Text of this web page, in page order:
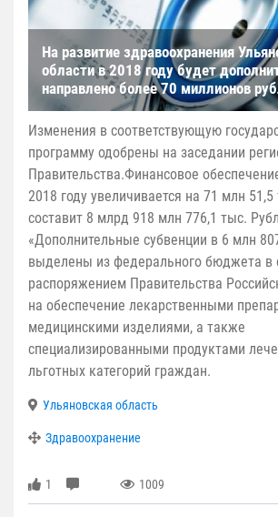
На развитие здравоохранения
области в 2018 году будет
направлено более 70 миллионов
Изменения в соответствующую
программу одобрены на заседании
Правительства.Финансовое
2018 году увеличивается на 71 млн
составит 8 млрд 918 млн 776,1 тыс.
«Дополнительные субвенции в 6 млн
выделены из федерального бюджета в
распоряжением Правительства
на обеспечение лекарственными
медицинскими изделиями, а также
специализированными продуктами
льготных категорий граждан.
Ульяновская область
Здравоохранение
1 1009